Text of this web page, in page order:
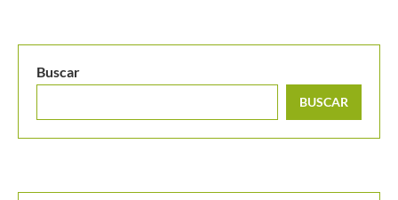
Buscar
BUSCAR